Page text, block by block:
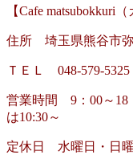
【Cafe matsubokkuri
住所 埼玉県熊谷市弥
ＴＥＬ 048-579-5325
営業時間 9：00～18
は10:30～
定休日 水曜日・日